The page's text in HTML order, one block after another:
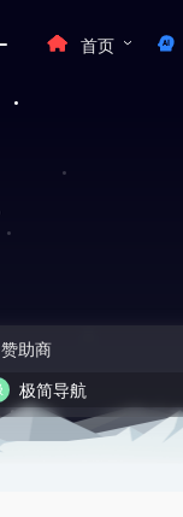
首页
赞助商
极简导航